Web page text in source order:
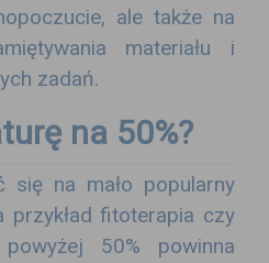
ale także na
materiału i
zadań.
na 50%?
się na mało popularny
przykład fitoterapia czy
50% powinna